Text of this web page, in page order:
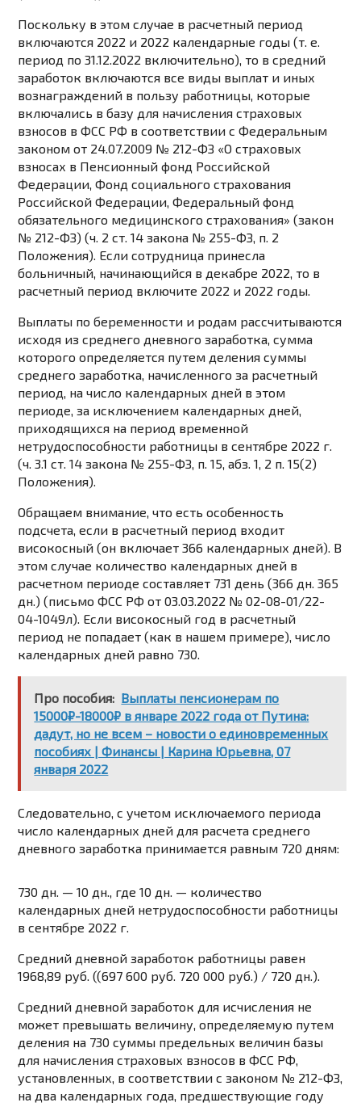
Поскольку в этом случае в расчетный период
включаются 2022 и 2022 календарные годы (т. е.
период по 31.12.2022 включительно), то в средний
заработок включаются все виды выплат и иных
вознаграждений в пользу работницы, которые
включались в базу для начисления страховых
взносов в ФСС РФ в соответствии с Федеральным
законом от 24.07.2009 № 212-ФЗ «О страховых
взносах в Пенсионный фонд Российской
Федерации, Фонд социального страхования
Российской Федерации, Федеральный фонд
обязательного медицинского страхования» (закон
№ 212-ФЗ) (ч. 2 ст. 14 закона № 255-ФЗ, п. 2
Положения). Если сотрудница принесла
больничный, начинающийся в декабре 2022, то в
расчетный период включите 2022 и 2022 годы.
Выплаты по беременности и родам рассчитываются
исходя из среднего дневного заработка, сумма
которого определяется путем деления суммы
среднего заработка, начисленного за расчетный
период, на число календарных дней в этом
периоде, за исключением календарных дней,
приходящихся на период временной
нетрудоспособности работницы в сентябре 2022 г.
(ч. 3.1 ст. 14 закона № 255-ФЗ, п. 15, абз. 1, 2 п. 15(2)
Положения).
Обращаем внимание, что есть особенность
подсчета, если в расчетный период входит
високосный (он включает 366 календарных дней). В
этом случае количество календарных дней в
расчетном периоде составляет 731 день (366 дн. 365
дн.) (письмо ФСС РФ от 03.03.2022 № 02-08-01/22-
04-1049л). Если високосный год в расчетный
период не попадает (как в нашем примере), число
календарных дней равно 730.
Про пособия: Выплаты пенсионерам по
15000₽-18000₽ в январе 2022 года от Путина:
дадут, но не всем – новости о единовременных
пособиях | Финансы | Карина Юрьевна, 07
января 2022
Следовательно, с учетом исключаемого периода
число календарных дней для расчета среднего
дневного заработка принимается равным 720 дням:
730 дн. — 10 дн., где 10 дн. — количество
календарных дней нетрудоспособности работницы
в сентябре 2022 г.
Средний дневной заработок работницы равен
1968,89 руб. ((697 600 руб. 720 000 руб.) / 720 дн.).
Средний дневной заработок для исчисления не
может превышать величину, определяемую путем
деления на 730 суммы предельных величин базы
для начисления страховых взносов в ФСС РФ,
установленных, в соответствии с законом № 212-ФЗ,
на два календарных года, предшествующие году